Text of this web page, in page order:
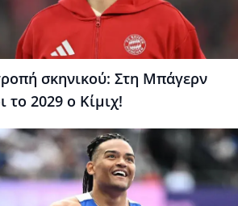
σκηνικού: Στη Μπάγερν
το 2029 ο Κίμιχ!